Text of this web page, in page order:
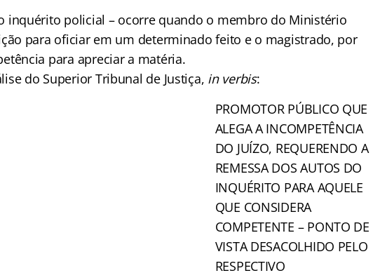
inquérito policial – ocorre quando o membro do Ministério
para oficiar em um determinado feito e o magistrado, por
para apreciar a matéria.
do Superior Tribunal de Justiça, in verbis:
PROMOTOR PÚBLICO QUE
ALEGA A INCOMPETÊNCIA
DO JUÍZO, REQUERENDO A
REMESSA DOS AUTOS DO
INQUÉRITO PARA AQUELE
QUE CONSIDERA
COMPETENTE – PONTO DE
VISTA DESACOLHIDO PELO
RESPECTIVO